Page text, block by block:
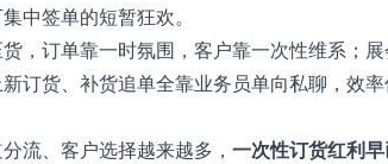
中签单的短暂狂欢。
，订单靠一时氛围，客户靠一次性维系；
订货、补货追单全靠业务员单向私聊，效
流、客户选择越来越多， 一次性订货红利